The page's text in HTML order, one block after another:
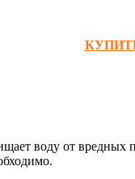
воду от вредных